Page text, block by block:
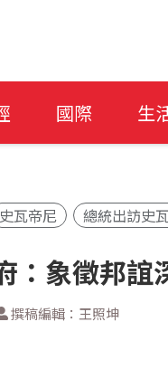
國際 生
史瓦帝尼 總統出訪史
：象徵邦誼
撰稿編輯：王照坤